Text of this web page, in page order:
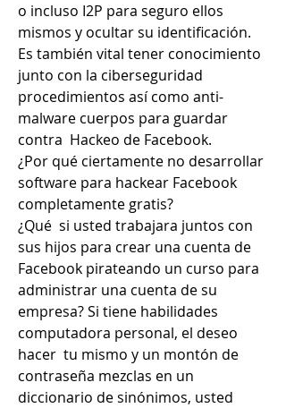
o incluso I2P para seguro ellos
mismos y ocultar su identificación.
Es también vital tener conocimiento
junto con la ciberseguridad
procedimientos así como anti-
malware cuerpos para guardar
contra  Hackeo de Facebook.
¿Por qué ciertamente no desarrollar
software para hackear Facebook
completamente gratis?
¿Qué  si usted trabajara juntos con
sus hijos para crear una cuenta de
Facebook pirateando un curso para
administrar una cuenta de su
empresa? Si tiene habilidades
computadora personal, el deseo
hacer  tu mismo y un montón de
contraseña mezclas en un
diccionario de sinónimos, usted